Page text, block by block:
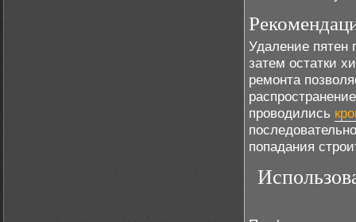
Удаление пятен
затем остатки
ремонта
проводились
попадания